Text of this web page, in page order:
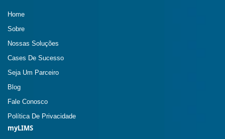
Home
Sobre
Nossas Soluções
Cases De Sucesso
Seja Um Parceiro
Blog
Fale Conosco
Política De Privacidade
myLIMS